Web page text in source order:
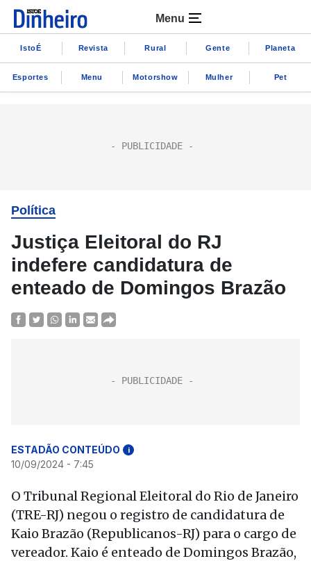
Menu
IstoÉ Revista Rural Gente Planeta
Esportes Menu Motorshow Mulher Pet
Política
Justiça Eleitoral do RJ
indefere candidatura de
enteado de Domingos Brazão
ESTADÃO CONTEÚDO i
10/09/2024 - 7:45
O Tribunal Regional Eleitoral do Rio de Janeiro
(TRE-RJ) negou o registro de candidatura de
Kaio Brazão (Republicanos-RJ) para o cargo de
vereador. Kaio é enteado de Domingos Brazão,